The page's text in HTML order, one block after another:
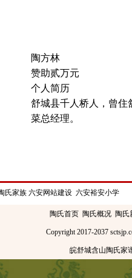
陶方林
赞助贰万元
个人简历
舒城县千人桥人，曾住
菜总经理。
氏家族 六安网站建设 六安裕安小学
陶氏首页 陶氏概况 陶氏
Copyright 2017-2037
皖舒城含山陶氏家